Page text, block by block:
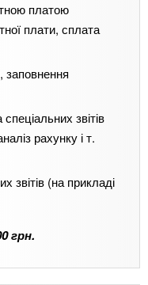
платою
плати, сплата
заповнення
звітів
рахунку і т.
звітів (на прикладі
грн.